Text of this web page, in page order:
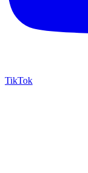
TikTok